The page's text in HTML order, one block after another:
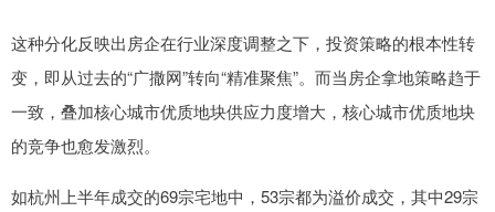
这种分化反映出房企在行业深度调整之下，投资策略的根本性转
变，即从过去的“广撒网”转向“精准聚焦”。而当房企拿地策略趋于
一致，叠加核心城市优质地块供应力度增大，核心城市优质地块
的竞争也愈发激烈。
如杭州上半年成交的69宗宅地中，53宗都为溢价成交，其中29宗